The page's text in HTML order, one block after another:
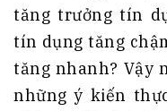
tăng trưởng tín
tín dụng tăng
tăng nhanh? Vậy
những ý kiến